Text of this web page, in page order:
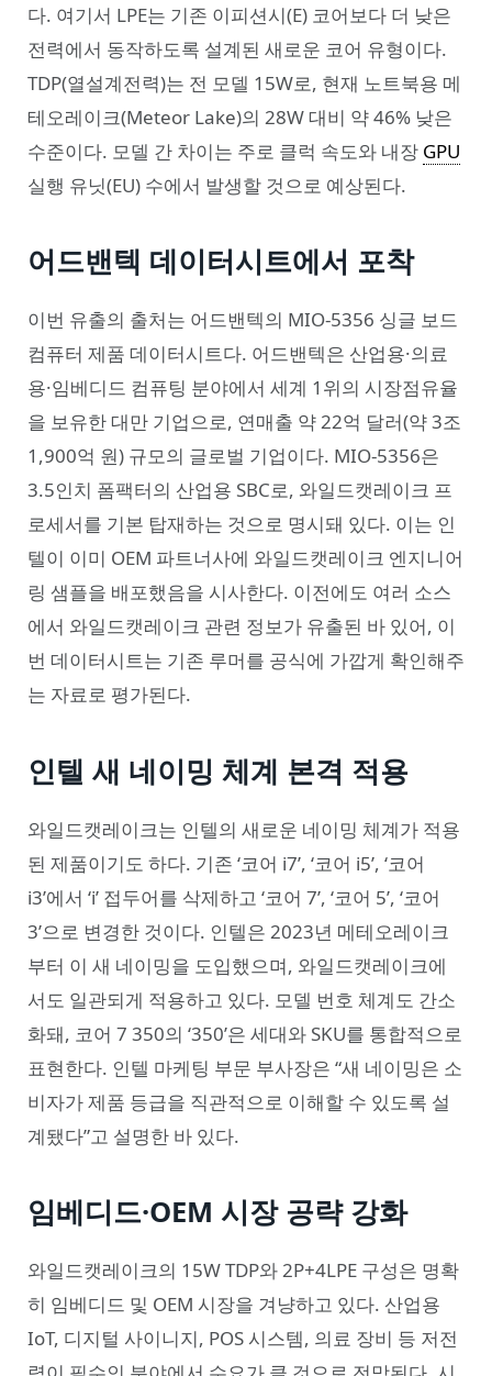
다. 여기서 LPE는 기존 이피션시(E) 코어보다 더 낮은
전력에서 동작하도록 설계된 새로운 코어 유형이다.
TDP(열설계전력)는 전 모델 15W로, 현재 노트북용 메
테오레이크(Meteor Lake)의 28W 대비 약 46% 낮은
수준이다. 모델 간 차이는 주로 클럭 속도와 내장 GPU
실행 유닛(EU) 수에서 발생할 것으로 예상된다.
어드밴텍 데이터시트에서 포착
이번 유출의 출처는 어드밴텍의 MIO-5356 싱글 보드
컴퓨터 제품 데이터시트다. 어드밴텍은 산업용·의료
용·임베디드 컴퓨팅 분야에서 세계 1위의 시장점유율
을 보유한 대만 기업으로, 연매출 약 22억 달러(약 3조
1,900억 원) 규모의 글로벌 기업이다. MIO-5356은
3.5인치 폼팩터의 산업용 SBC로, 와일드캣레이크 프
로세서를 기본 탑재하는 것으로 명시돼 있다. 이는 인
텔이 이미 OEM 파트너사에 와일드캣레이크 엔지니어
링 샘플을 배포했음을 시사한다. 이전에도 여러 소스
에서 와일드캣레이크 관련 정보가 유출된 바 있어, 이
번 데이터시트는 기존 루머를 공식에 가깝게 확인해주
는 자료로 평가된다.
인텔 새 네이밍 체계 본격 적용
와일드캣레이크는 인텔의 새로운 네이밍 체계가 적용
된 제품이기도 하다. 기존 ‘코어 i7’, ‘코어 i5’, ‘코어
i3’에서 ‘i’ 접두어를 삭제하고 ‘코어 7’, ‘코어 5’, ‘코어
3’으로 변경한 것이다. 인텔은 2023년 메테오레이크
부터 이 새 네이밍을 도입했으며, 와일드캣레이크에
서도 일관되게 적용하고 있다. 모델 번호 체계도 간소
화돼, 코어 7 350의 ‘350’은 세대와 SKU를 통합적으로
표현한다. 인텔 마케팅 부문 부사장은 “새 네이밍은 소
비자가 제품 등급을 직관적으로 이해할 수 있도록 설
계됐다”고 설명한 바 있다.
임베디드·OEM 시장 공략 강화
와일드캣레이크의 15W TDP와 2P+4LPE 구성은 명확
히 임베디드 및 OEM 시장을 겨냥하고 있다. 산업용
IoT, 디지털 사이니지, POS 시스템, 의료 장비 등 저전